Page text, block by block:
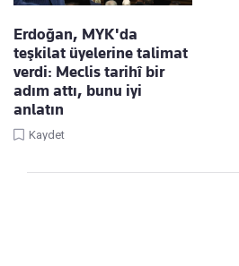
Erdoğan, MYK'da
teşkilat üyelerine talimat
verdi: Meclis tarihî bir
adım attı, bunu iyi
anlatın
Kaydet